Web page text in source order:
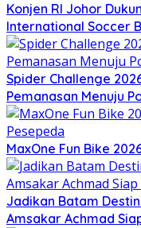
Konjen RI Johor
International Soccer
Spider Challenge
Pemanasan Menuju
MaxOne Fun Bike
Jadikan Batam
Amsakar Achmad